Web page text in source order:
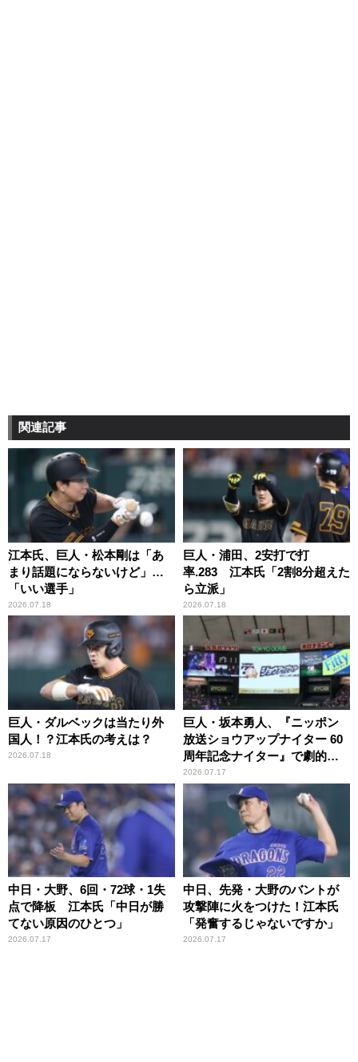
関連記事
江本氏、巨人・松本剛は「あ
まり話題にならないけど」…
「いい選手」
2026.07.18
巨人・浦田、2安打で打
率.283 江本氏「2割8分超えた
ら立派」
2026.07.18
巨人・ダルベックは当たり外
国人！？江本氏の考えは？
2026.07.18
巨人・坂本勇人、『ニッポン
放送ショウアップナイター 60
周年記念ナイター』で劇的サ
ヨナラ弾！江本氏「完全にお
祝いですね」
2026.07.17
中日・大野、6回・72球・1失
点で降板 江本氏「中日が勝
てない原因のひとつ」
2026.07.17
中日、先発・大野のバントが
攻撃陣に火をつけた！江本氏
「発奮するじゃないですか」
2026.07.17